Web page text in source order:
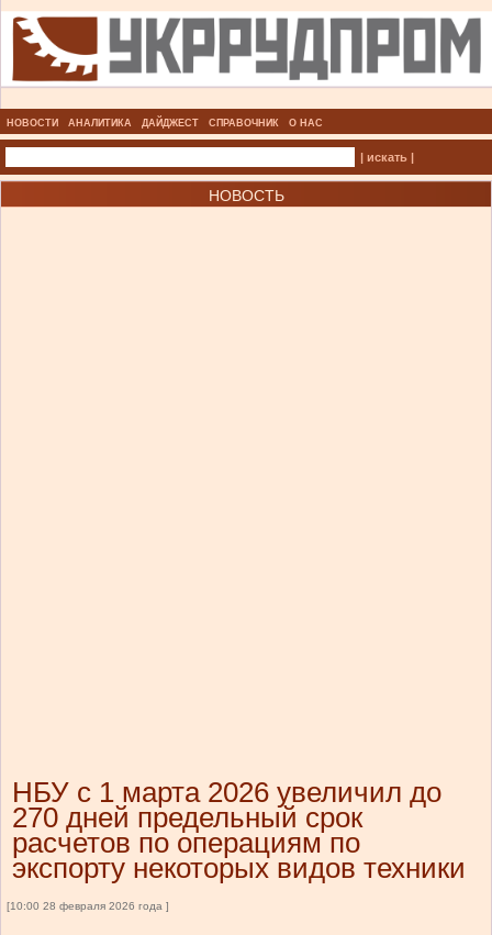
НОВОСТИ АНАЛИТИКА ДАЙДЖЕСТ СПРАВОЧНИК О НАС
| искать |
НОВОСТЬ
НБУ с 1 марта 2026 увеличил до
270 дней предельный срок
расчетов по операциям по
экспорту некоторых видов техники
[10:00 28 февраля 2026 года ]